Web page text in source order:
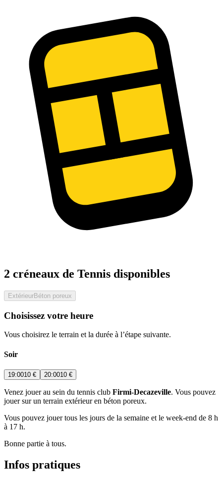
2 créneaux de Tennis disponibles
ExtérieurBéton poreux
Choisissez votre heure
Vous choisirez le terrain et la durée à l’étape suivante.
Soir
19:0010 € 20:0010 €
Venez jouer au sein du tennis club Firmi-Decazeville. Vous pouvez
jouer sur un terrain extérieur en béton poreux.
Vous pouvez jouer tous les jours de la semaine et le week-end de 8 h
à 17 h.
Bonne partie à tous.
Infos pratiques